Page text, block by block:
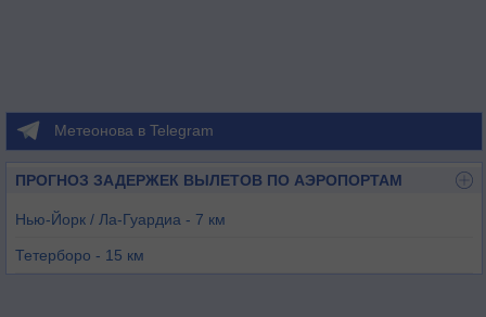
Метеонова в Telegram
ПРОГНОЗ ЗАДЕРЖЕК ВЫЛЕТОВ ПО АЭРОПОРТАМ
Нью-Йорк / Ла-Гуардиа - 7 км
Тетерборо - 15 км